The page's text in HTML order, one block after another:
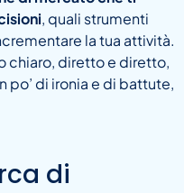
, quali strumenti
la tua attività.
chiaro, diretto e diretto,
po’ di ironia e di battute,
di